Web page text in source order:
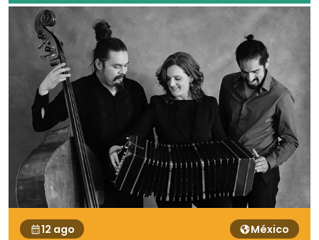
12 ago México